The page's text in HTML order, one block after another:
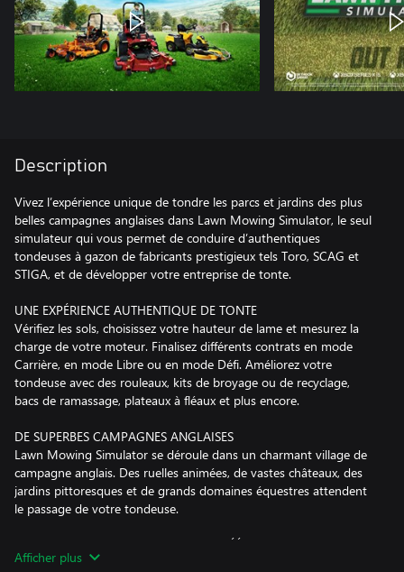
Description
Vivez l’expérience unique de tondre les parcs et jardins des plus
belles campagnes anglaises dans Lawn Mowing Simulator, le seul
simulateur qui vous permet de conduire d’authentiques
tondeuses à gazon de fabricants prestigieux tels Toro, SCAG et
STIGA, et de développer votre entreprise de tonte.
UNE EXPÉRIENCE AUTHENTIQUE DE TONTE
Vérifiez les sols, choisissez votre hauteur de lame et mesurez la
charge de votre moteur. Finalisez différents contrats en mode
Carrière, en mode Libre ou en mode Défi. Améliorez votre
tondeuse avec des rouleaux, kits de broyage ou de recyclage,
bacs de ramassage, plateaux à fléaux et plus encore.
DE SUPERBES CAMPAGNES ANGLAISES
Lawn Mowing Simulator se déroule dans un charmant village de
campagne anglais. Des ruelles animées, de vastes châteaux, des
jardins pittoresques et de grands domaines équestres attendent
le passage de votre tondeuse.
DES FABRICANTS DE TONDEUSES AGRÉÉS
Toro, SCAG et STIGA sont au cœur de Lawn Mowing Simulator et
Afficher plus